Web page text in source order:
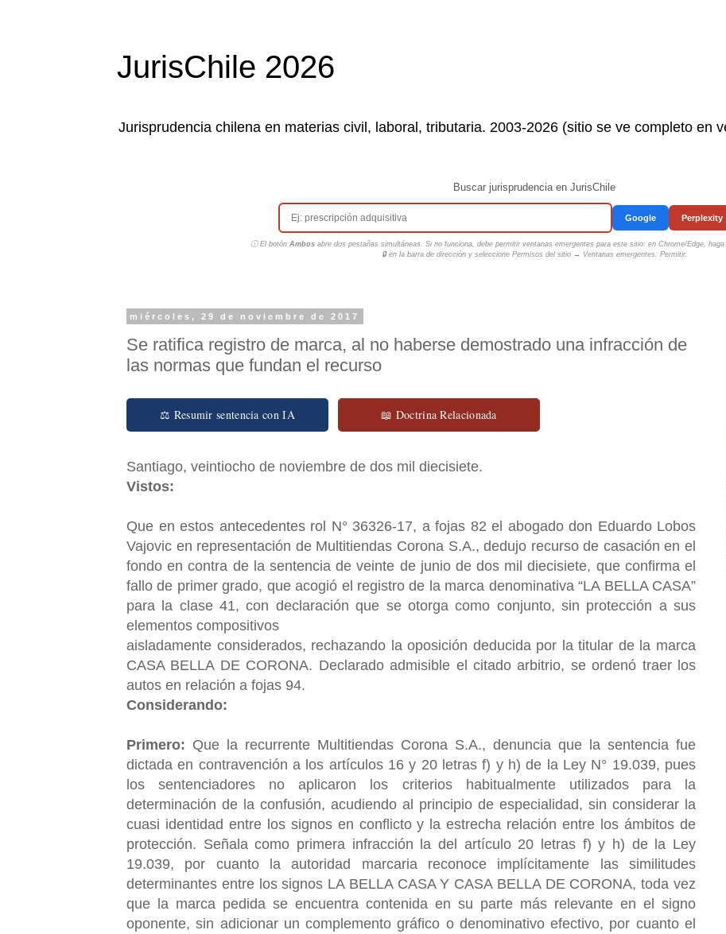
JurisChile 2026
Jurisprudencia chilena en materias civil, laboral, tributaria. 2003-2026 (sitio se ve completo en
Buscar jurisprudencia en JurisChile
Google Perplexity
ⓘ El botón Ambosabre dos pestañas simultáneas. Si no funciona, debe permitir ventanas emergentes para este sitio: en Chrome/Edge,
🔒 en la barra de dirección y seleccione Permisos del sitio → Ventanas emergentes: Permitir.
miércoles, 29 de noviembre de 2017
Se ratifica registro de marca, al no haberse demostrado una infracción de
las normas que fundan el recurso
⚖ Resumir sentencia con IA 📖 Doctrina Relacionada
Santiago, veintiocho de noviembre de dos mil diecisiete.
Vistos:
Que en estos antecedentes rol N° 36326-17, a fojas 82 el abogado don Eduardo Lobos
Vajovic en representación de Multitiendas Corona S.A., dedujo recurso de casación en el
fondo en contra de la sentencia de veinte de junio de dos mil diecisiete, que confirma el
fallo de primer grado, que acogió el registro de la marca denominativa “LA BELLA CASA”
para la clase 41, con declaración que se otorga como conjunto, sin protección a sus
elementos compositivos
aisladamente considerados, rechazando la oposición deducida por la titular de la marca
CASA BELLA DE CORONA. Declarado admisible el citado arbitrio, se ordenó traer los
autos en relación a fojas 94.
Considerando:
Primero: Que la recurrente Multitiendas Corona S.A., denuncia que la sentencia fue
dictada en contravención a los artículos 16 y 20 letras f) y h) de la Ley N° 19.039, pues
los sentenciadores no aplicaron los criterios habitualmente utilizados para la
determinación de la confusión, acudiendo al principio de especialidad, sin considerar la
cuasi identidad entre los signos en conflicto y la estrecha relación entre los ámbitos de
protección. Señala como primera infracción la del artículo 20 letras f) y h) de la Ley
19.039, por cuanto la autoridad marcaria reconoce implícitamente las similitudes
determinantes entre los signos LA BELLA CASA Y CASA BELLA DE CORONA, toda vez
que la marca pedida se encuentra contenida en su parte más relevante en el signo
oponente, sin adicionar un complemento gráfico o denominativo efectivo, por cuanto el